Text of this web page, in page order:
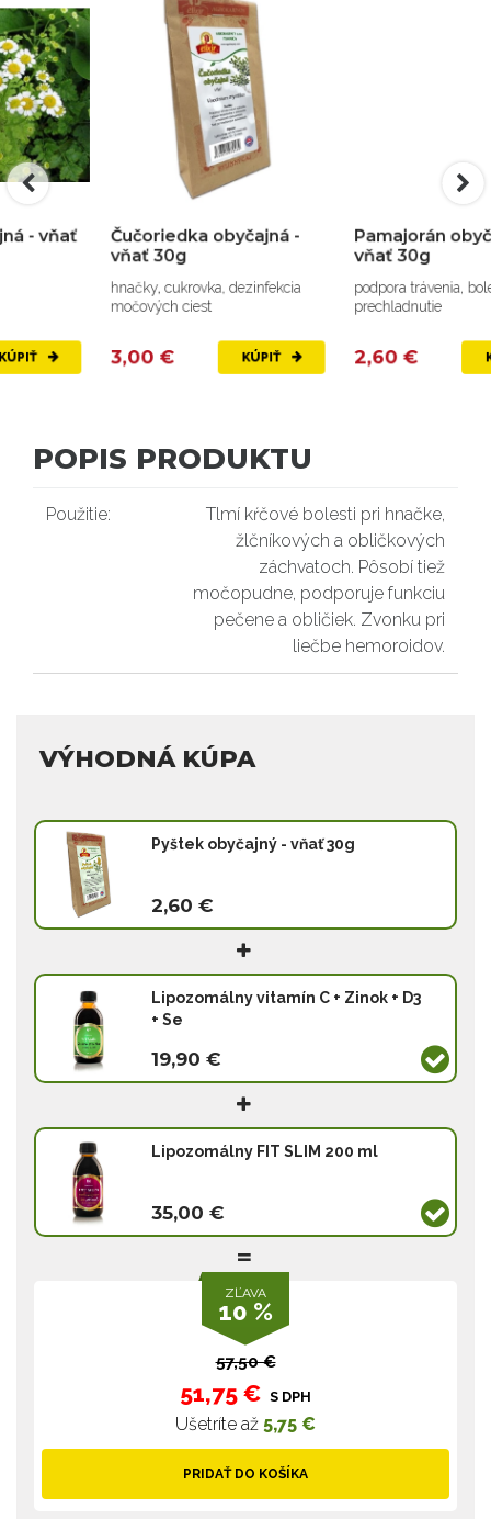
Čučoriedka obyčajná -
hnačky, cukrovka, dezinfekcia
močových ciest
3,00 € KÚPIŤ
Pamajorán obyčajný -
podpora trávenia, bolesti hlavy,
2,60 € KÚPIŤ
POPIS PRODUKTU
Použitie:
Tlmí kŕčové bolesti pri hnačke,
žlčníkových a obličkových
záchvatoch. Pôsobí tiež
močopudne, podporuje funkciu
pečene a obličiek. Zvonku pri
liečbe hemoroidov.
VÝHODNÁ KÚPA
Pyštek obyčajný - vňať 30g
2,60 €
Lipozomálny vitamín C + Zinok + D3
+ Se
19,90 €
Lipozomálny FIT SLIM 200 ml
35,00 €
ZĽAVA
10 %
57,50 €
51,75 € S DPH
Ušetríte až 5,75 €
PRIDAŤ DO KOŠÍKA